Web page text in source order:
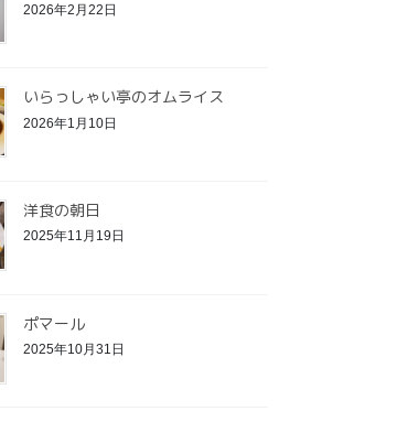
2026年2月22日
いらっしゃい亭のオムライス
2026年1月10日
洋食の朝日
2025年11月19日
ポマール
2025年10月31日